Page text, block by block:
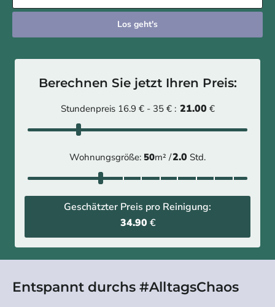
Los geht's
Berechnen Sie jetzt Ihren Preis:
Stundenpreis 16.9 € - 35 € : 21.00 €
Wohnungsgröße: 50m² /2.0 Std.
Geschätzter Preis pro Reinigung:
34.90 €
Entspannt durchs #AlltagsChaos